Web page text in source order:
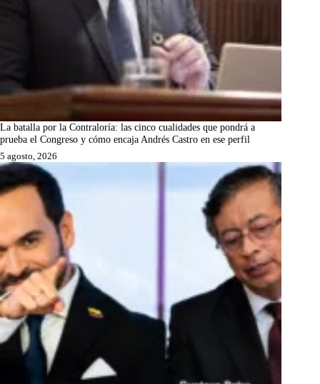
La batalla por la Contraloría: las cinco cualidades que pondrá a
prueba el Congreso y cómo encaja Andrés Castro en ese perfil
5 agosto, 2026